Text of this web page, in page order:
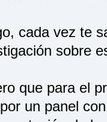
respuesta =
cada vez te
sobre
que para el
un panel